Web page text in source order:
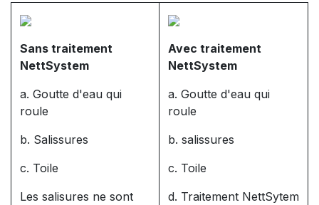
Sans traitement
NettSystem
a. Goutte d'eau qui
roule
b. Salissures
c. Toile
Les salisures ne sont
Avec traitement
NettSystem
a. Goutte d'eau qui
roule
b. salissures
c. Toile
d. Traitement NettSytem